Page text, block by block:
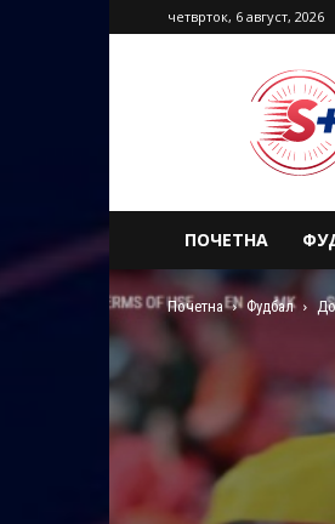
четврток, 6 август, 2026
Sport
Plus
Macedonia
ПОЧЕТНА
Почетна Фудбал